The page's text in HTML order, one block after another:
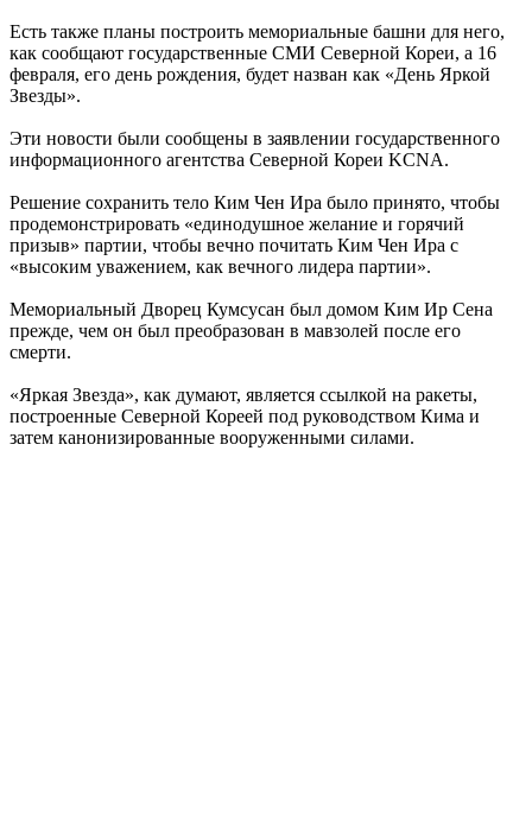
Есть также планы построить мемориальные башни для него,
как сообщают государственные СМИ Северной Кореи, а 16
февраля, его день рождения, будет назван как «День Яркой
Звезды».
Эти новости были сообщены в заявлении государственного
информационного агентства Северной Кореи KCNA.
Решение сохранить тело Ким Чен Ира было принято, чтобы
продемонстрировать «единодушное желание и горячий
призыв» партии, чтобы вечно почитать Ким Чен Ира с
«высоким уважением, как вечного лидера партии».
Мемориальный Дворец Кумсусан был домом Ким Ир Сена
прежде, чем он был преобразован в мавзолей после его
смерти.
«Яркая Звезда», как думают, является ссылкой на ракеты,
построенные Северной Кореей под руководством Кима и
затем канонизированные вооруженными силами.